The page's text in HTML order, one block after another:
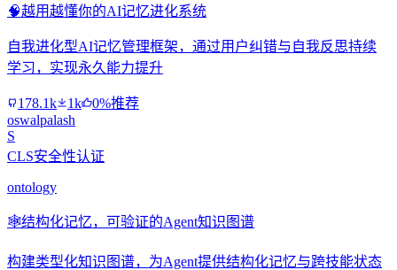
🧠越用越懂你的AI记忆进化系统
自我进化型AI记忆管理框架，通过用户纠错与自我反思持续
学习，实现永久能力提升
178.1k 1k
0%推荐
oswalpalash
S
CLS安全性认证
ontology
🕸️结构化记忆，可验证的Agent知识图谱
构建类型化知识图谱，为Agent提供结构化记忆与跨技能状态